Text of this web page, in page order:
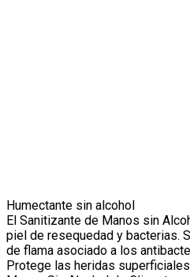
Humectante sin alcohol
El Sanitizante de Manos sin
piel de resequedad y bacterias.
de flama asociado a los
Protege las heridas